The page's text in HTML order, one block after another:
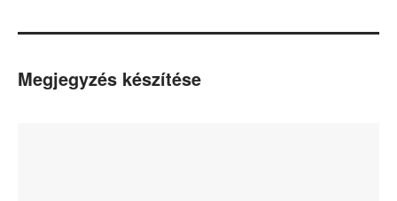
Megjegyzés készítése